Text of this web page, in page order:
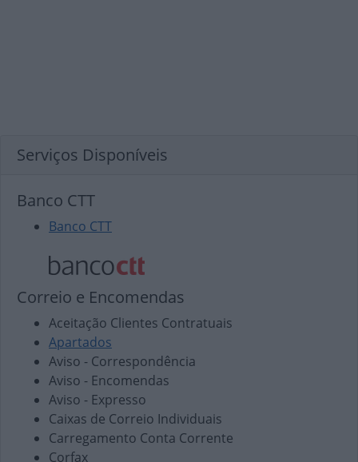
Serviços Disponíveis
Banco CTT
Banco CTT
Correio e Encomendas
Aceitação Clientes Contratuais
Apartados
Aviso - Correspondência
Aviso - Encomendas
Aviso - Expresso
Caixas de Correio Individuais
Carregamento Conta Corrente
Corfax